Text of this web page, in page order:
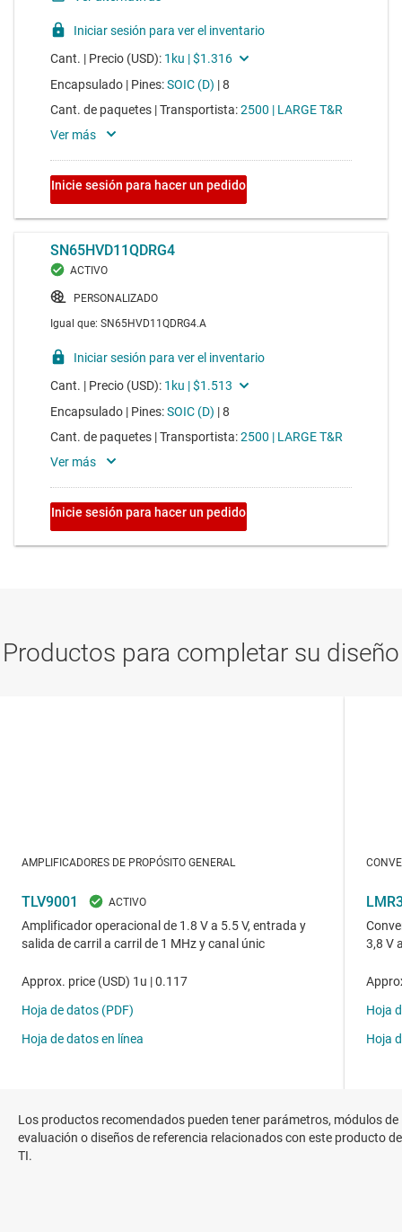
Los productos recomendados pueden tener parámetros, módulos de
evaluación o diseños de referencia relacionados con este producto de
TI.